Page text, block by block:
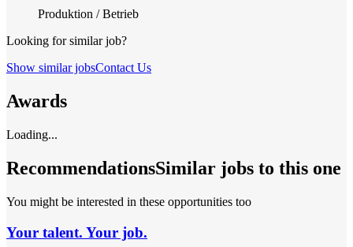
Produktion / Betrieb
Looking for similar job?
Show similar jobsContact Us
Awards
Loading...
RecommendationsSimilar jobs to this one
You might be interested in these opportunities too
Your talent. Your job.